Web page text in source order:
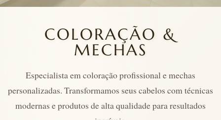
COLORAÇÃO &
MECHAS
Especialista em coloração profissional e mechas
personalizadas. Transformamos seus cabelos com técnicas
modernas e produtos de alta qualidade para resultados